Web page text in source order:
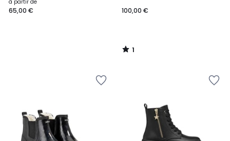
à partir de
65,00 €
100,00 €
1
/